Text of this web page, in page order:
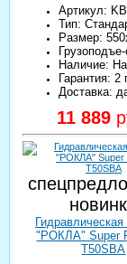
Артикул:
Тип:
Размер:
Наличие:
Гарантия: 2
Доставка:
11 889
"РОКЛА" Super
T50SBA